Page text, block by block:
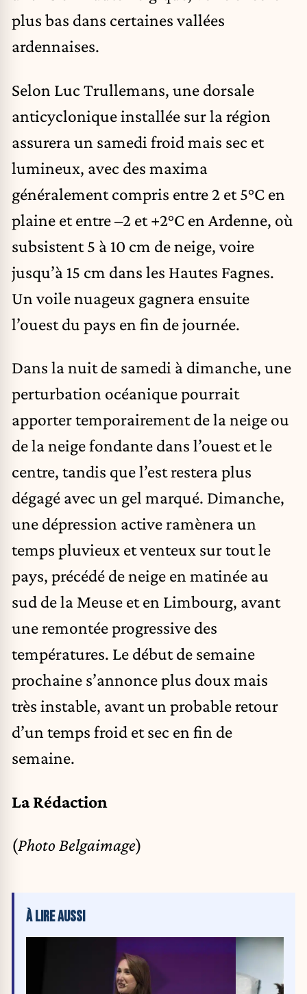
plus bas dans certaines vallées
ardennaises.
Selon Luc Trullemans, une dorsale
anticyclonique installée sur la région
assurera un samedi froid mais sec et
lumineux, avec des maxima
généralement compris entre 2 et 5°C en
plaine et entre –2 et +2°C en Ardenne, où
subsistent 5 à 10 cm de neige, voire
jusqu’à 15 cm dans les Hautes Fagnes.
Un voile nuageux gagnera ensuite
l’ouest du pays en fin de journée.
Dans la nuit de samedi à dimanche, une
perturbation océanique pourrait
apporter temporairement de la neige ou
de la neige fondante dans l’ouest et le
centre, tandis que l’est restera plus
dégagé avec un gel marqué. Dimanche,
une dépression active ramènera un
temps pluvieux et venteux sur tout le
pays, précédé de neige en matinée au
sud de la Meuse et en Limbourg, avant
une remontée progressive des
températures. Le début de semaine
prochaine s’annonce plus doux mais
très instable, avant un probable retour
d’un temps froid et sec en fin de
semaine.
La Rédaction
(Photo Belgaimage)
À LIRE AUSSI